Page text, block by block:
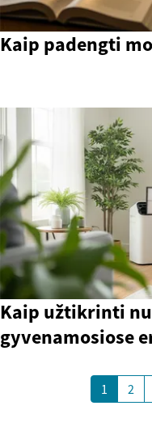
Kaip padengti
Kaip užtikrinti
gyvenamosiose
1 2